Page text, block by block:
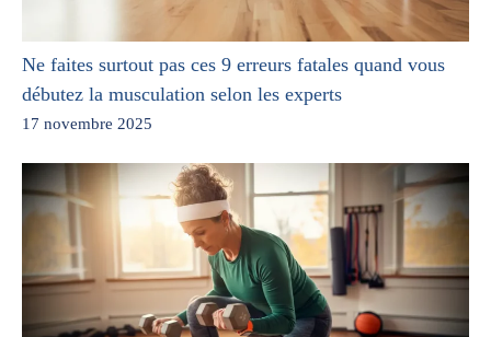
Ne faites surtout pas ces 9 erreurs fatales quand vous
débutez la musculation selon les experts
17 novembre 2025